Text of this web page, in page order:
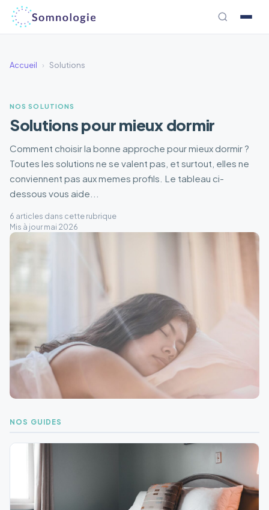
Aller
contenu
Accueil › Solutions
NOS SOLUTIONS
Solutions pour mieux dormir
Comment choisir la bonne approche pour mieux dormir ?
Toutes les solutions ne se valent pas, et surtout, elles ne
conviennent pas aux memes profils. Le tableau ci-
dessous vous aide...
6 articles dans cette rubrique
Mis à jour mai 2026
NOS GUIDES